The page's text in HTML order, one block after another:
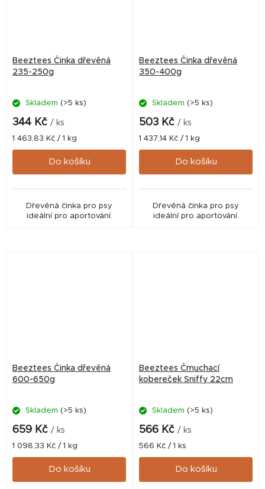
Beeztees Činka dřevěná
235-250g
Skladem (>5 ks)
344 Kč / ks
Měrná
cena:
1 463,83 Kč / 1 kg
Do košíku
Dřevěná činka pro psy
ideální pro aportování.
Beeztees Činka dřevěná
350-400g
Skladem (>5 ks)
503 Kč / ks
Měrná
cena:
1 437,14 Kč / 1 kg
Do košíku
Dřevěná činka pro psy
ideální pro aportování.
Beeztees Činka dřevěná
600-650g
Skladem (>5 ks)
659 Kč / ks
Měrná
cena:
1 098,33 Kč / 1 kg
Do košíku
Beeztees Čmuchací
kobereček Sniffy 22cm
Skladem (>5 ks)
566 Kč / ks
Měrná
cena:
566 Kč / 1 ks
Do košíku